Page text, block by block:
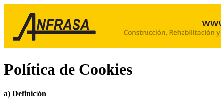
Política de Cookies
a) Definición